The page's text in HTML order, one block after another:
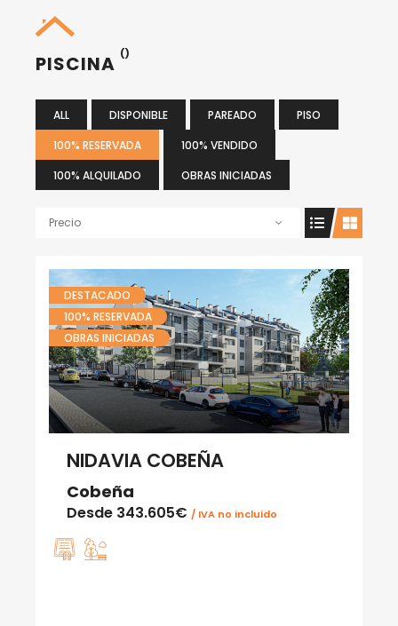
PISCINA ()
ALL DISPONIBLE PAREADO
PISO
100% RESERVADA
100% VENDIDO
100% ALQUILADO
OBRAS INICIADAS
Precio
DESTACADO
100% RESERVADA
OBRAS INICIADAS
NIDAVIA COBEÑA
Cobeña
Desde 343.605€ / IVA no incluido